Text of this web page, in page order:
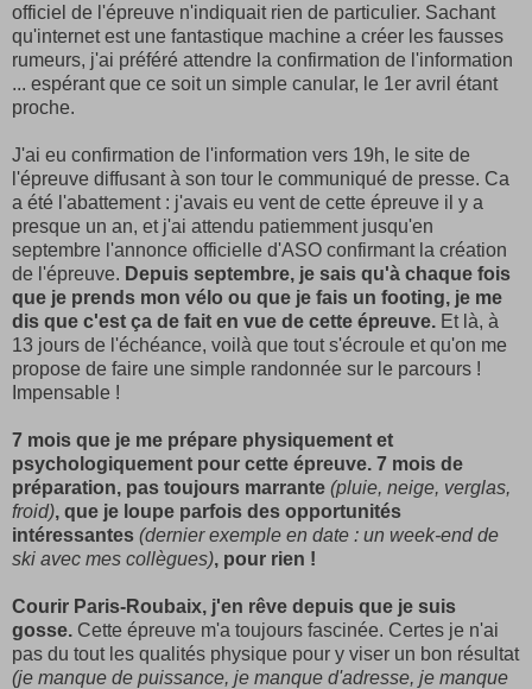
officiel de l'épreuve n'indiquait rien de particulier. Sachant
qu'internet est une fantastique machine a créer les fausses
rumeurs, j'ai préféré attendre la confirmation de l'information
... espérant que ce soit un simple canular, le 1er avril étant
proche.
J'ai eu confirmation de l'information vers 19h, le site de
l'épreuve diffusant à son tour le communiqué de presse. Ca
a été l'abattement : j'avais eu vent de cette épreuve il y a
presque un an, et j'ai attendu patiemment jusqu'en
septembre l'annonce officielle d'ASO confirmant la création
de l'épreuve. Depuis septembre, je sais qu'à chaque fois
que je prends mon vélo ou que je fais un footing, je me
dis que c'est ça de fait en vue de cette épreuve. Et là, à
13 jours de l'échéance, voilà que tout s'écroule et qu'on me
propose de faire une simple randonnée sur le parcours !
Impensable !
7 mois que je me prépare physiquement et
psychologiquement pour cette épreuve. 7 mois de
préparation, pas toujours marrante (pluie, neige, verglas,
froid), que je loupe parfois des opportunités
intéressantes (dernier exemple en date : un week-end de
ski avec mes collègues), pour rien !
Courir Paris-Roubaix, j'en rêve depuis que je suis
gosse. Cette épreuve m'a toujours fascinée. Certes je n'ai
pas du tout les qualités physique pour y viser un bon résultat
(je manque de puissance, je manque d'adresse, je manque